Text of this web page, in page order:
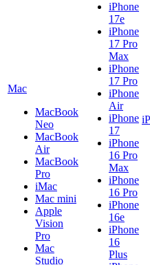
Mac
MacBook
Neo
MacBook
Air
MacBook
Pro
iMac
Mac mini
Apple
Vision
Pro
Mac
Studio
iPhone
17e
iPhone
17 Pro
Max
iPhone
17 Pro
iPhone
Air
iPhone
17
iPhone
16 Pro
Max
iPhone
16 Pro
iPhone
16e
iPhone
16
Plus